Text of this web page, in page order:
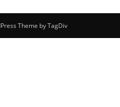
Theme by TagDiv